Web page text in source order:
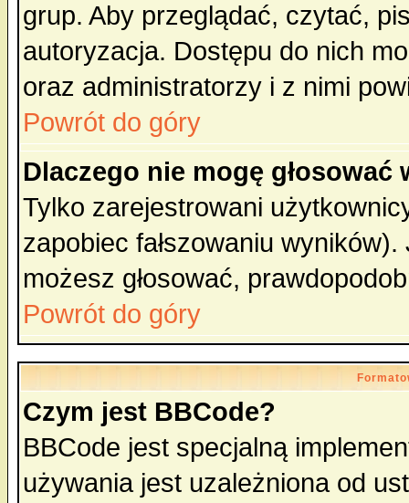
grup. Aby przeglądać, czytać,
autoryzacja. Dostępu do nich
oraz administratorzy i z nimi
Powrót do góry
Dlaczego nie mogę głosować
Tylko zarejestrowani
zapobiec fałszowaniu
możesz głosować,
Powrót do góry
Czym jest BBCode?
BBCode jest specjalną
używania jest uzależniona od